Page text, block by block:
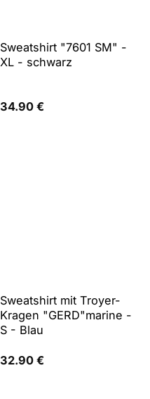
Sweatshirt "7601 SM" -
XL - schwarz
34.90 €
Sweatshirt mit Troyer-
Kragen "GERD"marine -
S - Blau
32.90 €